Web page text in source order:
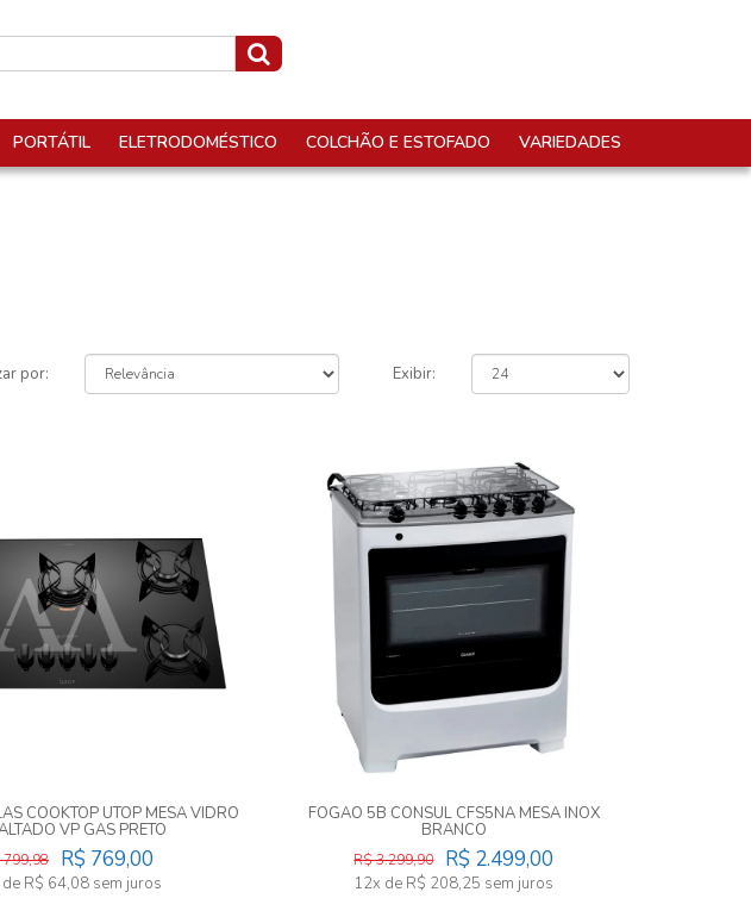
PORTÁTIL ELETRODOMÉSTICO COLCHÃO E ESTOFADO VARIEDADES
por: Exibir:
COOKTOP UTOP MESA VIDRO
VP GAS PRETO
R$ 769,00
799,98
R$ 64,08 sem juros
FOGAO 5B CONSUL CFS5NA MESA INOX
BRANCO
R$ 2.499,00
R$ 3.299,90
12x de R$ 208,25 sem juros